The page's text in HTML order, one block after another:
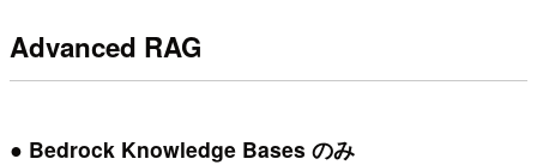
Advanced RAG
● Bedrock Knowledge Bases のみ